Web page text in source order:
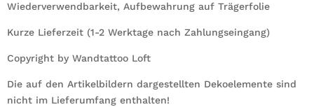
Wiederverwendbarkeit, Aufbewahrung auf Trägerfolie
Kurze Lieferzeit (1-2 Werktage nach Zahlungseingang)
Copyright by Wandtattoo Loft
Die auf den Artikelbildern dargestellten Dekoelemente sind
nicht im Lieferumfang enthalten!